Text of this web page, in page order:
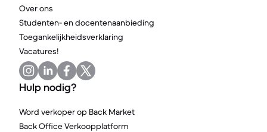
Over ons
Studenten- en docentenaanbieding
Toegankelijkheidsverklaring
Vacatures!
Hulp nodig?
Word verkoper op Back Market
Back Office Verkoopplatform